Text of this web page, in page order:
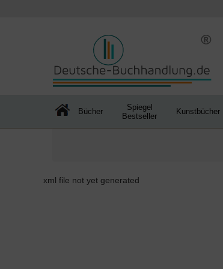
Bücher
Spiegel
Bestseller
Kunstbücher
xml file not yet generated